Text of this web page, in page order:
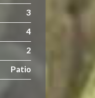
3
4
2
Patio